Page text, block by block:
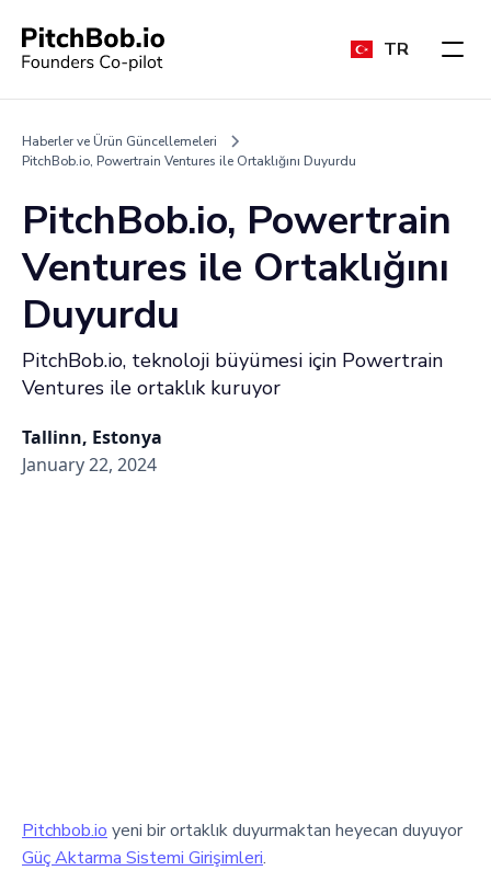
TR
Haberler ve Ürün Güncellemeleri
PitchBob.io, Powertrain Ventures ile Ortaklığını Duyurdu
PitchBob.io, Powertrain
Ventures ile Ortaklığını
Duyurdu
PitchBob.io, teknoloji büyümesi için Powertrain
Ventures ile ortaklık kuruyor
Tallinn, Estonya
January 22, 2024
Pitchbob.io yeni bir ortaklık duyurmaktan heyecan duyuyor
Güç Aktarma Sistemi Girişimleri.